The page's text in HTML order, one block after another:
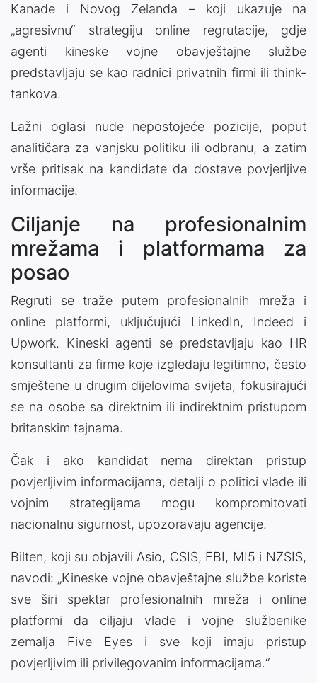
Kanade i Novog Zelanda – koji ukazuje na
„agresivnu“ strategiju online regrutacije, gdje
agenti kineske vojne obavještajne službe
predstavljaju se kao radnici privatnih firmi ili think-
tankova.
Lažni oglasi nude nepostojeće pozicije, poput
analitičara za vanjsku politiku ili odbranu, a zatim
vrše pritisak na kandidate da dostave povjerljive
informacije.
Ciljanje na profesionalnim
mrežama i platformama za
posao
Regruti se traže putem profesionalnih mreža i
online platformi, uključujući LinkedIn, Indeed i
Upwork. Kineski agenti se predstavljaju kao HR
konsultanti za firme koje izgledaju legitimno, često
smještene u drugim dijelovima svijeta, fokusirajući
se na osobe sa direktnim ili indirektnim pristupom
britanskim tajnama.
Čak i ako kandidat nema direktan pristup
povjerljivim informacijama, detalji o politici vlade ili
vojnim strategijama mogu kompromitovati
nacionalnu sigurnost, upozoravaju agencije.
Bilten, koji su objavili Asio, CSIS, FBI, MI5 i NZSIS,
navodi: „Kineske vojne obavještajne službe koriste
sve širi spektar profesionalnih mreža i online
platformi da ciljaju vlade i vojne službenike
zemalja Five Eyes i sve koji imaju pristup
povjerljivim ili privilegovanim informacijama.“